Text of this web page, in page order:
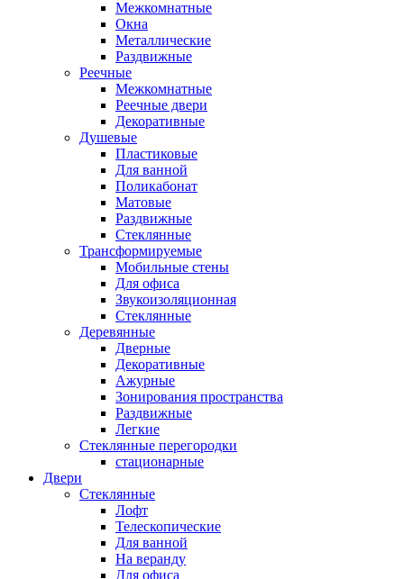
Межкомнатные
Окна
Металлические
Раздвижные
Реечные
Межкомнатные
Реечные двери
Декоративные
Душевые
Пластиковые
Для ванной
Поликабонат
Матовые
Раздвижные
Стеклянные
Трансформируемые
Мобильные стены
Для офиса
Звукоизоляционная
Стеклянные
Деревянные
Дверные
Декоративные
Ажурные
Зонирования пространства
Раздвижные
Легкие
Стеклянные перегородки
стационарные
Двери
Стеклянные
Лофт
Телескопические
Для ванной
На веранду
Для офиса